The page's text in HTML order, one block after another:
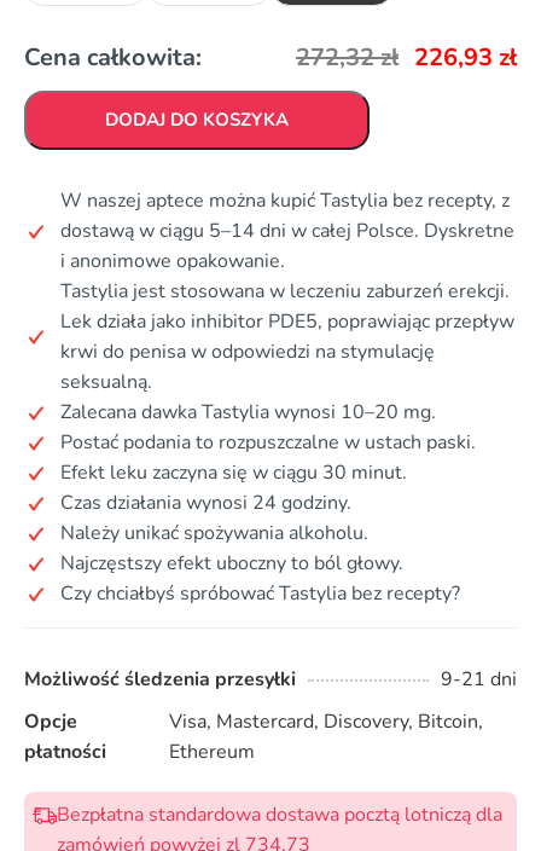
Cena całkowita: 272,32zł 226,93 zł
DODAJ DO KOSZYKA
W naszej aptece można kupić Tastylia bez recepty, z
dostawą w ciągu 5–14 dni w całej Polsce. Dyskretne
i anonimowe opakowanie.
Tastylia jest stosowana w leczeniu zaburzeń erekcji.
Lek działa jako inhibitor PDE5, poprawiając przepływ
krwi do penisa w odpowiedzi na stymulację
seksualną.
Zalecana dawka Tastylia wynosi 10–20 mg.
Postać podania to rozpuszczalne w ustach paski.
Efekt leku zaczyna się w ciągu 30 minut.
Czas działania wynosi 24 godziny.
Należy unikać spożywania alkoholu.
Najczęstszy efekt uboczny to ból głowy.
Czy chciałbyś spróbować Tastylia bez recepty?
Możliwość śledzenia przesyłki
9-21 dni
Opcje
płatności
Visa, Mastercard, Discovery, Bitcoin,
Ethereum
Bezpłatna standardowa dostawa pocztą lotniczą dla
zamówień powyżej zl 734,73